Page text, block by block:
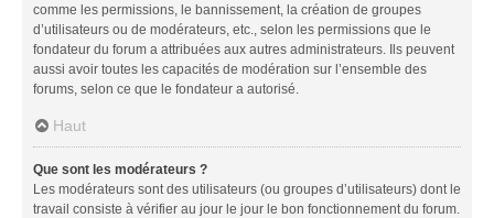
comme les permissions, le bannissement, la création de groupes
d’utilisateurs ou de modérateurs, etc., selon les permissions que le
fondateur du forum a attribuées aux autres administrateurs. Ils peuvent
aussi avoir toutes les capacités de modération sur l’ensemble des
forums, selon ce que le fondateur a autorisé.
Haut
Que sont les modérateurs ?
Les modérateurs sont des utilisateurs (ou groupes d’utilisateurs) dont le
travail consiste à vérifier au jour le jour le bon fonctionnement du forum.